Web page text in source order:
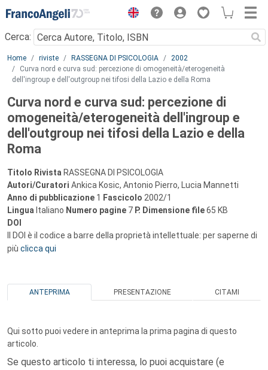
Menu
Cerca:
Main content
Home riviste RASSEGNA DI PSICOLOGIA
2002
Curva nord e curva sud: percezione di omogeneità/eterogeneità
dell'ingroup e dell'outgroup nei tifosi della Lazio e della Roma
Curva nord e curva sud: percezione di
omogeneità/eterogeneità dell'ingroup e
dell'outgroup nei tifosi della Lazio e della
Roma
Titolo Rivista RASSEGNA DI PSICOLOGIA
Autori/Curatori Ankica Kosic, Antonio Pierro, Lucia Mannetti
Anno di pubblicazione 1 Fascicolo 2002/1
Lingua Italiano Numero pagine 7 P. Dimensione file65 KB
DOI
Il DOI è il codice a barre della proprietà intellettuale: per saperne di
più clicca qui
ANTEPRIMA PRESENTAZIONE CITAMI
Qui sotto puoi vedere in anteprima la prima pagina di questo
articolo.
Se questo articolo ti interessa, lo puoi acquistare (e